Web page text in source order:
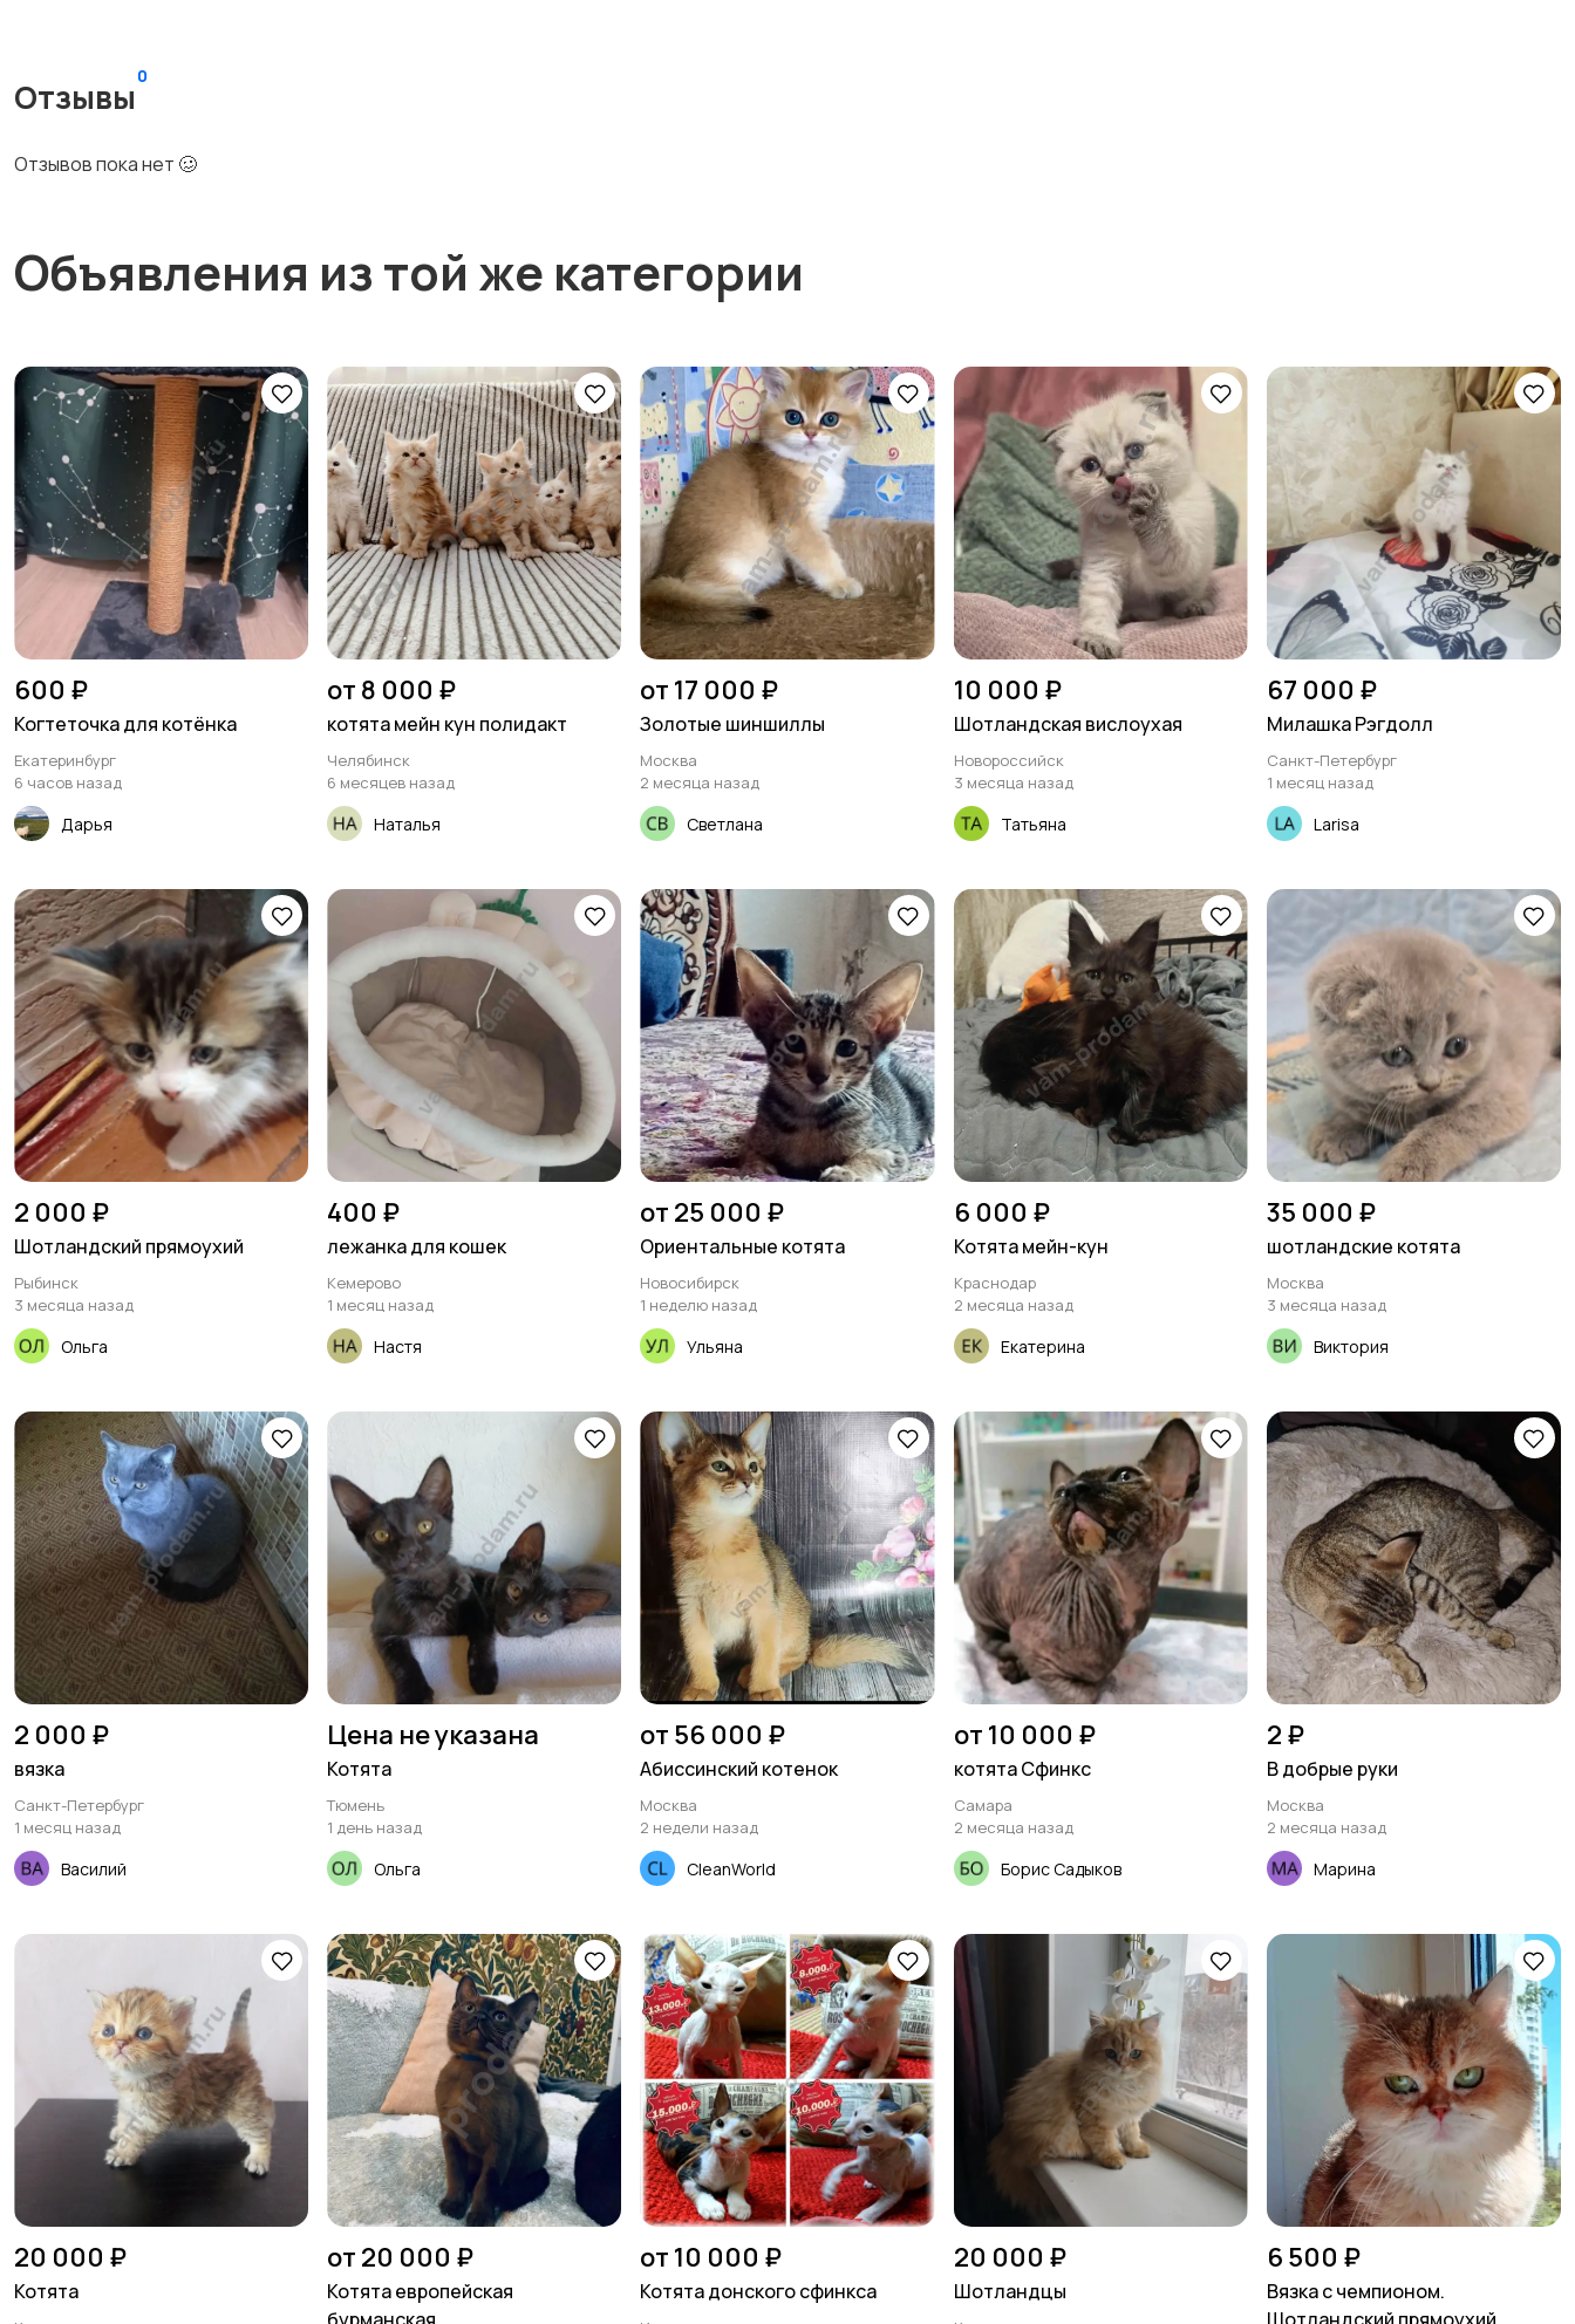
Отзывы
0
Отзывов пока нет 🥴
Объявления из той же категории
600 ₽
Когтеточка для котёнка
Екатеринбург
6 часов назад
Дарья
от 8 000 ₽
котята мейн кун полидакт
Челябинск
6 месяцев назад
Наталья
от 17 000 ₽
Золотые шиншиллы
Москва
2 месяца назад
Светлана
10 000 ₽
Шотландская вислоухая
Новороссийск
3 месяца назад
Татьяна
67 000 ₽
Милашка Рэгдолл
Санкт-Петербург
1 месяц назад
Larisa
2 000 ₽
Шотландский прямоухий
Рыбинск
3 месяца назад
Ольга
400 ₽
лежанка для кошек
Кемерово
1 месяц назад
Настя
от 25 000 ₽
Ориентальные котята
Новосибирск
1 неделю назад
Ульяна
6 000 ₽
Котята мейн-кун
Краснодар
2 месяца назад
Екатерина
35 000 ₽
шотландские котята
Москва
3 месяца назад
Виктория
2 000 ₽
вязка
Санкт-Петербург
1 месяц назад
Василий
Цена не указана
Котята
Тюмень
1 день назад
Ольга
от 56 000 ₽
Абиссинский котенок
Москва
2 недели назад
CleanWorld
от 10 000 ₽
котята Сфинкс
Самара
2 месяца назад
Борис Садыков
2 ₽
В добрые руки
Москва
2 месяца назад
Марина
20 000 ₽
Котята
от 20 000 ₽
Котята европейская
от 10 000 ₽
Котята донского сфинкса
20 000 ₽
Шотландцы
6 500 ₽
Вязка с чемпионом.